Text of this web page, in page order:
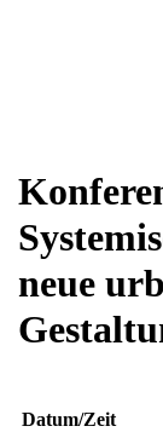
neue
Datum/Zeit